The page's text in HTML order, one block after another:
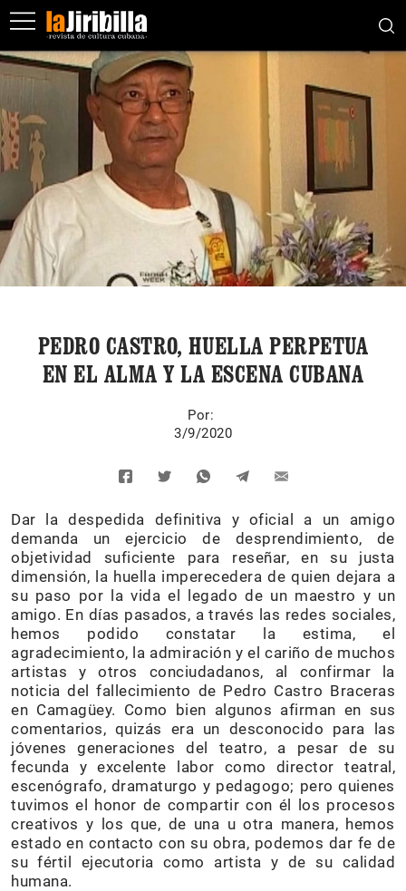
PEDRO CASTRO, HUELLA PERPETUA
EN EL ALMA Y LA ESCENA CUBANA
Por:
3/9/2020
Dar la despedida definitiva y oficial a un amigo
demanda un ejercicio de desprendimiento, de
objetividad suficiente para reseñar, en su justa
dimensión, la huella imperecedera de quien dejara a
su paso por la vida el legado de un maestro y un
amigo. En días pasados, a través las redes sociales,
hemos podido constatar la estima, el
agradecimiento, la admiración y el cariño de muchos
artistas y otros conciudadanos, al confirmar la
noticia del fallecimiento de Pedro Castro Braceras
en Camagüey. Como bien algunos afirman en sus
comentarios, quizás era un desconocido para las
jóvenes generaciones del teatro, a pesar de su
fecunda y excelente labor como director teatral,
escenógrafo, dramaturgo y pedagogo; pero quienes
tuvimos el honor de compartir con él los procesos
creativos y los que, de una u otra manera, hemos
estado en contacto con su obra, podemos dar fe de
su fértil ejecutoria como artista y de su calidad
humana.